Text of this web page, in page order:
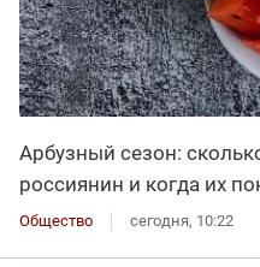
Арбузный сезон:
россиянин и когда их
Общество сегодня, 10:22